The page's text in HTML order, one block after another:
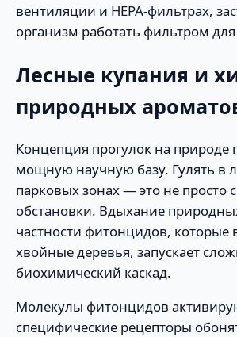
вентиляции и HEPA-фильтрах,
организм работать фильтром
Лесные купания и
природных
Концепция прогулок на природе
мощную научную базу. Гулять в
парковых зонах — это не просто
обстановки. Вдыхание
частности фитонцидов, которые
хвойные деревья, запускает
биохимический каскад.
Молекулы фитонцидов
специфические рецепторы